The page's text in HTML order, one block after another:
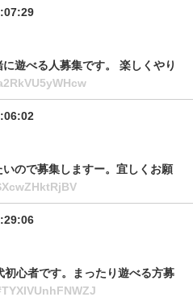
遊べる人募集です。 楽しくやり
いので募集しますー。宜しくお願
初心者です。まったり遊べる方募